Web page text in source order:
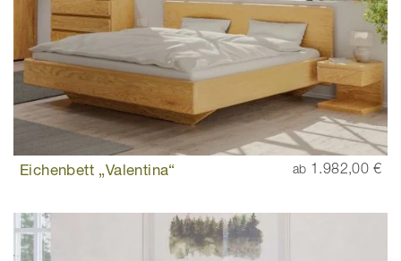
Eichenbett „Valentina“ ab 1.982,00 €